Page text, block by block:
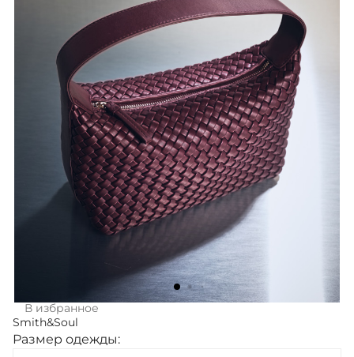
В избранное
Smith&Soul
Размер одежды: